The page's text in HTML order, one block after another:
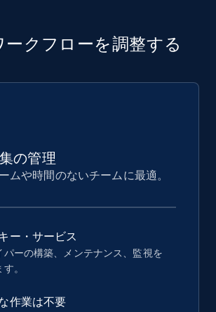
ークフローを調整する
の管理
ムや時間のないチームに最適。
ー・サービス
パーの構築、メンテナンス、監視を
。
作業は不要